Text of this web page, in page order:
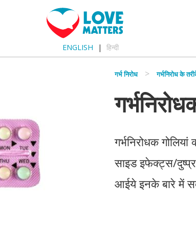
ENGLISH हिन्दी
गर्भ निरोध गर्भनिरोध के
गर्भनिरोधक
साइड इफेक्ट्स/
आईये इनके बारे में